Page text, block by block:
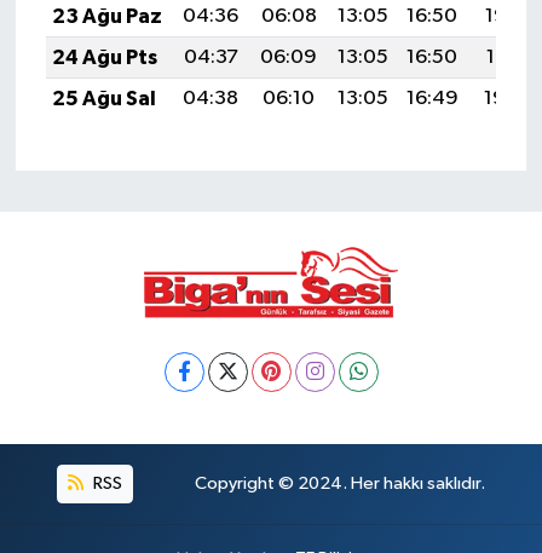
23 Ağu Paz
04:36 06:08 13:05 16:50
19:52
24 Ağu Pts
04:37 06:09 13:05 16:50
19:51
25 Ağu Sal
04:38 06:10 13:05 16:49 19:49
RSS Copyright © 2024. Her hakkı saklıdır.